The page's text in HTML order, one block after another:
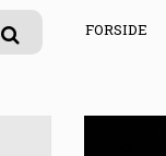
FORSIDE